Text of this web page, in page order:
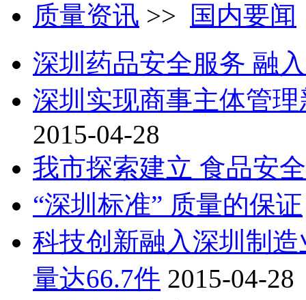
质量资讯 >>
国内要闻
深圳药品安全服务 融
深圳实现商事主体管
2015-04-28
我市探索建立 食品安
“深圳标准” 质量的保证
科技创新融入深圳制
量达66.7件 2015-04-28